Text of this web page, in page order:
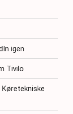
igen
Tivilo